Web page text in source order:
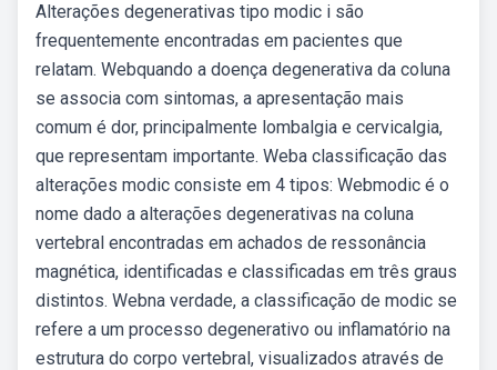
Alterações degenerativas tipo modic i são
frequentemente encontradas em pacientes que
relatam. Webquando a doença degenerativa da coluna
se associa com sintomas, a apresentação mais
comum é dor, principalmente lombalgia e cervicalgia,
que representam importante. Weba classificação das
alterações modic consiste em 4 tipos: Webmodic é o
nome dado a alterações degenerativas na coluna
vertebral encontradas em achados de ressonância
magnética, identificadas e classificadas em três graus
distintos. Webna verdade, a classificação de modic se
refere a um processo degenerativo ou inflamatório na
estrutura do corpo vertebral, visualizados através de